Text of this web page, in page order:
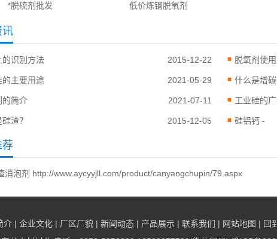
*脱硫剂批发 低价炼钢脱氧剂
讯
的识别方法 2015-12-22 脱氧剂使
的主要用途 2021-05-29 什么是增碳
的简介 2021-07-11 工业硅的
渣？ 2015-12-05 硅铝钙 -
荐
消泡剂 http://www.aycyyjll.com/product/canyangchupin/79.aspx
介 | 企业文化 | 厂区厂貌 | 新闻动态 | 产品展示 | 联系我们 | 网站地图 | 回